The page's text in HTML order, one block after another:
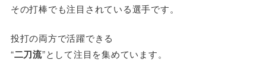
その打棒でも注目されている選手です。
投打の両方で活躍できる
“二刀流”として注目を集めています。